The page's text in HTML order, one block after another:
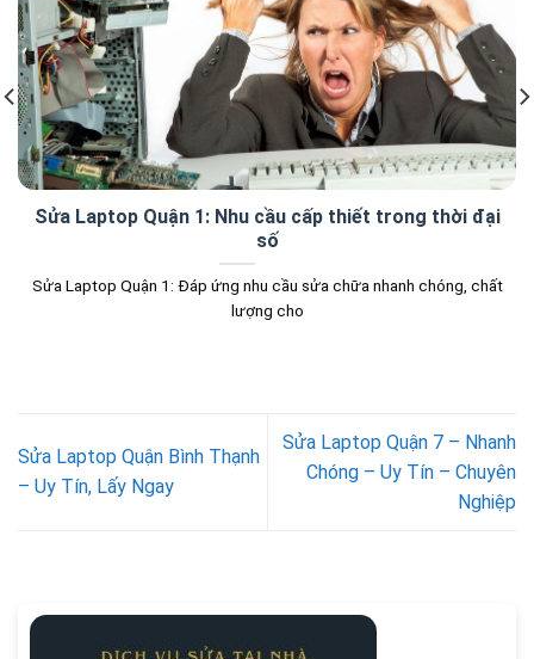
Sửa Laptop Quận 1: Nhu cầu cấp thiết trong thời đại
số
Sửa Laptop Quận 1: Đáp ứng nhu cầu sửa chữa nhanh chóng, chất
lượng cho
Sửa Laptop Quận Bình Thạnh
– Uy Tín, Lấy Ngay
Sửa Laptop Quận 7 – Nhanh
Chóng – Uy Tín – Chuyên
Nghiệp